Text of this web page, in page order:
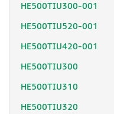
HE500TIU300-001
HE500TIU520-001
HE500TIU420-001
HE500TIU300
HE500TIU310
HE500TIU320